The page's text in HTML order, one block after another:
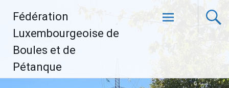
contenu
Fédération
Luxembourgeoise de
Boules et de
Pétanque